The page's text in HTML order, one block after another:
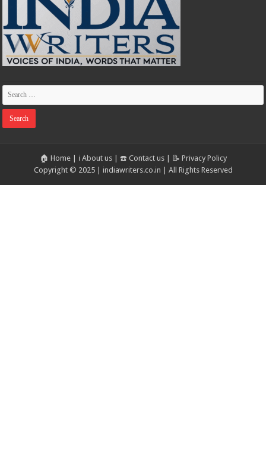
🏠 Home| ℹ️ About us| ☎️ Contact us|
📝 Privacy Policy
Copyright © 2025 | indiawriters.co.in | All Rights Reserved